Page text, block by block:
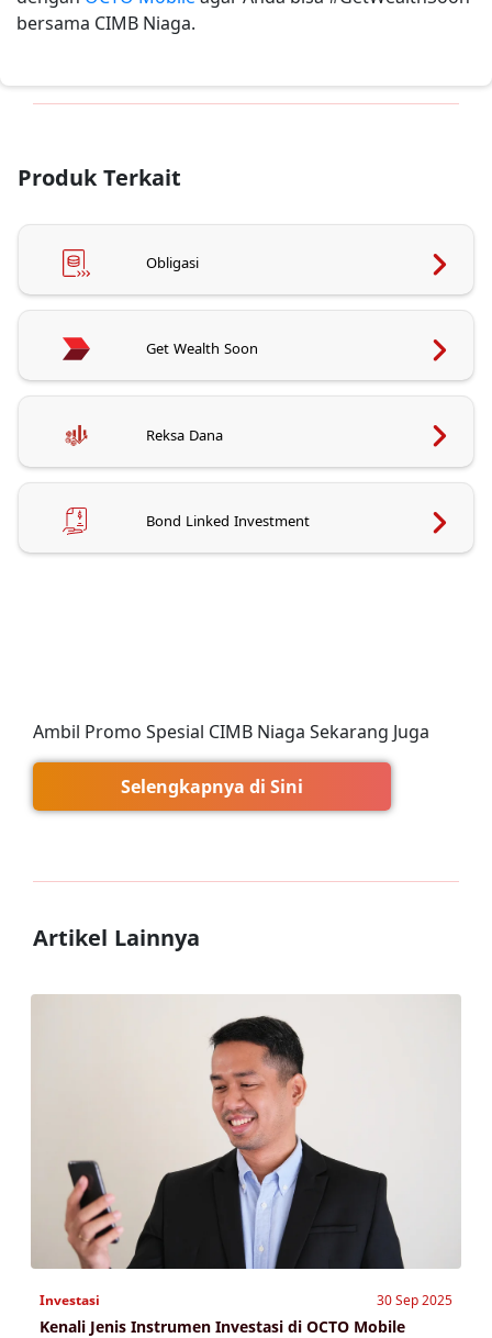
bersama CIMB Niaga.
Produk Terkait
Obligasi
Get Wealth Soon
Reksa Dana
Bond Linked Investment
Ambil Promo Spesial CIMB Niaga Sekarang Juga
Selengkapnya di Sini
Artikel Lainnya
Investasi 30 Sep 2025
Kenali Jenis Instrumen Investasi di OCTO Mobile